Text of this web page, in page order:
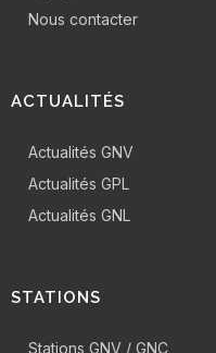
Nous contacter
ACTUALITÉS
Actualités GNV
Actualités GPL
Actualités GNL
STATIONS
Stations GNV / GNC